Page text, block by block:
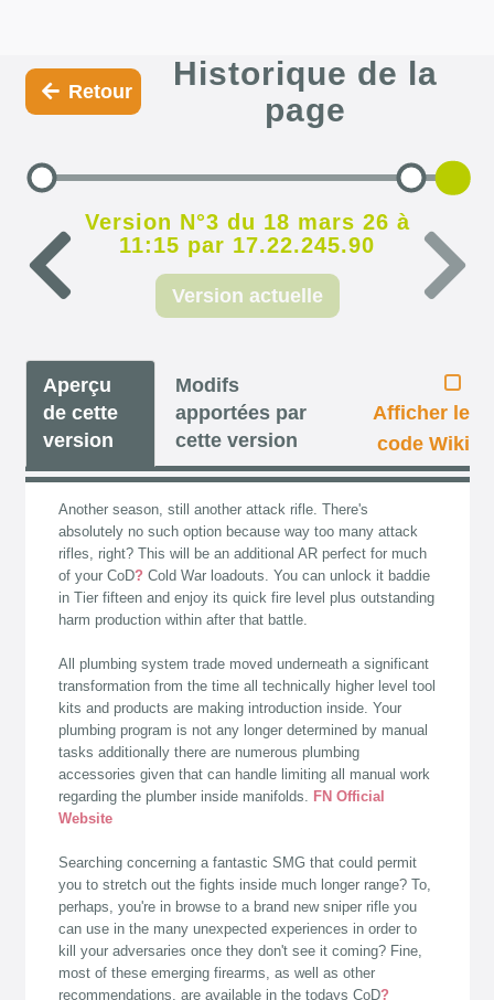
Retour
Historique de la
page
Version N°3 du 18 mars 26 à
11:15 par 17.22.245.90
Version actuelle
Aperçu
de cette
version
Modifs
apportées par
cette version
Afficher le
code Wiki